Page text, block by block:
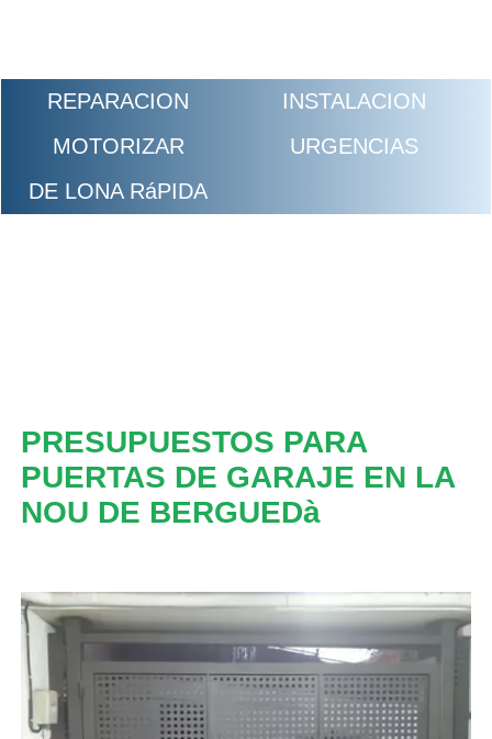
REPARACION
INSTALACION
MOTORIZAR
URGENCIAS
DE LONA RáPIDA
PRESUPUESTOS PARA
PUERTAS DE GARAJE EN LA
NOU DE BERGUEDà